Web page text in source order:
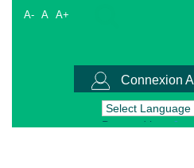
A- A A+
Connexion
Powered by